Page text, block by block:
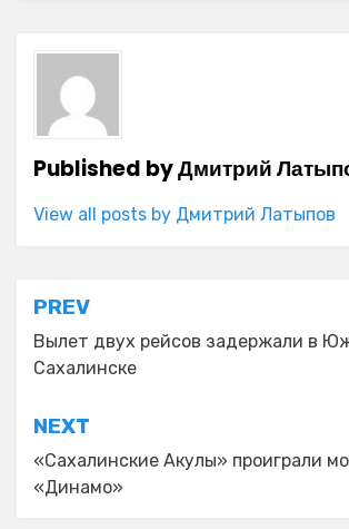
Published byДмитрий
View all posts by Дмитрий Латыпов
Навигация
по
записям
PREV
Вылет двух рейсов задержали в
Сахалинске
NEXT
«Сахалинские Акулы» проиграли
«Динамо»